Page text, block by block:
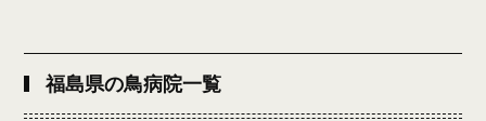
福島県の鳥病院一覧